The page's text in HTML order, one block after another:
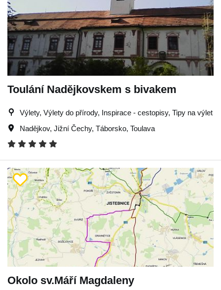
Toulání Nadějkovskem s bivakem
Výlety, Výlety do přírody, Inspirace - cestopisy, Tipy na výlet
Nadějkov, Jižní Čechy, Táborsko, Toulava
Okolo sv.Máří Magdaleny